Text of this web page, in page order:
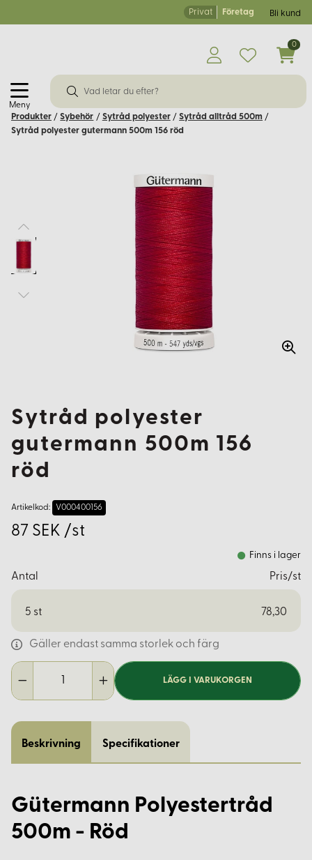
Privat Företag Bli kund
Meny
0
Produkter / Sybehör / Sytråd polyester / Sytråd alltråd 500m /
Sytråd polyester gutermann 500m 156 röd
Sytråd polyester
gutermann 500m 156
röd
Artikelkod: V000400156
87 SEK /st
Finns i lager
Antal Pris/st
5 st 78,30
Gäller endast samma storlek och färg
LÄGG I VARUKORGEN
Beskrivning Specifikationer
Gütermann Polyestertråd
500m - Röd